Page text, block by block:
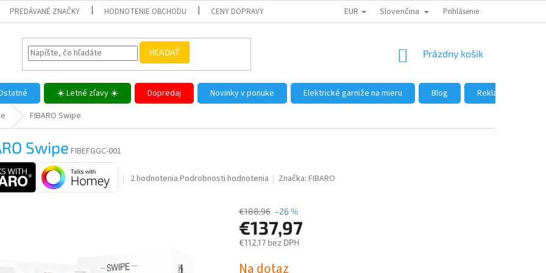
PREDÁVANÉ ZNAČKY HODNOTENIE OBCHODU CENY DOPRAVY DÔVODY NÁKUPU U NÁS AKO NAKUPOVAŤ VEĽKOOBCHOD
EUR Slovenčina Prihlásenie
HĽADAŤ
NÁKUPNÝ
Prázdny košík
☀️ Letné zľavy ☀️ Dopredaj Novinky v ponuke Elektrické garniže na mieru Blog
Reklamácie a
FIBARO Swipe
SwipeFIBEFGGC-001
Priemerné
2 hodnotenia Podrobnosti hodnotenia Značka:FIBARO
€188,96 –26 %
€137,97
€112,17 bez DPH
Na dotaz